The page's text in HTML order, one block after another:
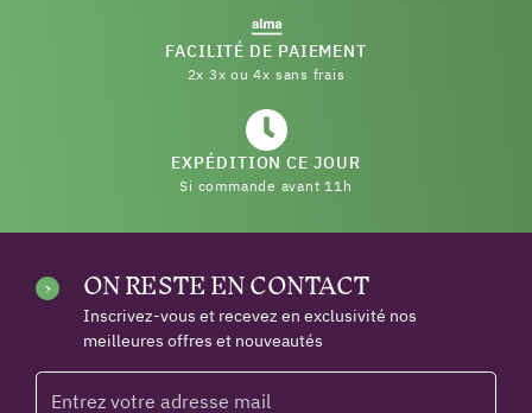
FACILITÉ DE PAIEMENT
2x 3x ou 4x sans frais
EXPÉDITION CE JOUR
Si commande avant 11h
ON RESTE EN CONTACT
Inscrivez-vous et recevez en exclusivité nos
meilleures offres et nouveautés